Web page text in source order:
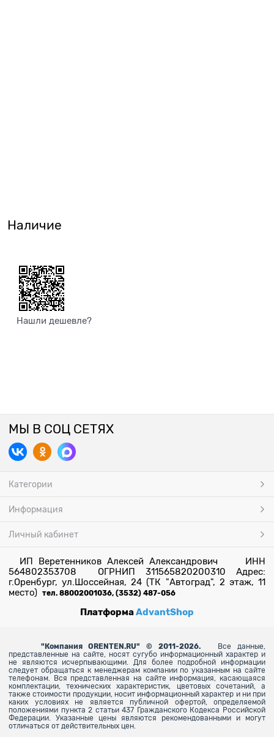
Наличие
Нашли дешевле?
МЫ В СОЦ СЕТЯХ
Категории
Информация
Личный кабинет
ИП Веретенников Алексей Александрович ИНН
564802353708 ОГРНИП 311565820200310 Адрес:
г.Оренбург, ул.Шоссейная, 24 (ТК "Автоград", 2 этаж, 11
место) тел. 88002001036, (3532) 487-056
ПлатформаAdvantShop
" Компания ORENTEN.RU" © 2011-2026.
Все данные,
представленные на сайте, носят сугубо информационный характер и
не являются исчерпывающими. Для более подробной информации
следует обращаться к менеджерам компании по указанным на сайте
телефонам. Вся представленная на сайте информация, касающаяся
комплектации, технических характеристик, цветовых сочетаний, а
также стоимости продукции, носит информационный характер и ни при
каких условиях не является публичной офертой, определяемой
положениями пункта 2 статьи 437 Гражданского Кодекса Российской
Федерации. Указанные цены являются рекомендованными и могут
отличаться от действительных цен.